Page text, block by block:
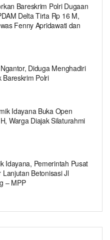
Bareskrim Polri Dugaan
Delta Tirta Rp 16 M,
Fenny Apridawati dan
Diduga Menghadiri
Bareskrim Polri
Idayana Buka Open
Warga Diajak Silaturahmi
Idayana, Pemerintah Pusat
Betonisasi Jl
– MPP